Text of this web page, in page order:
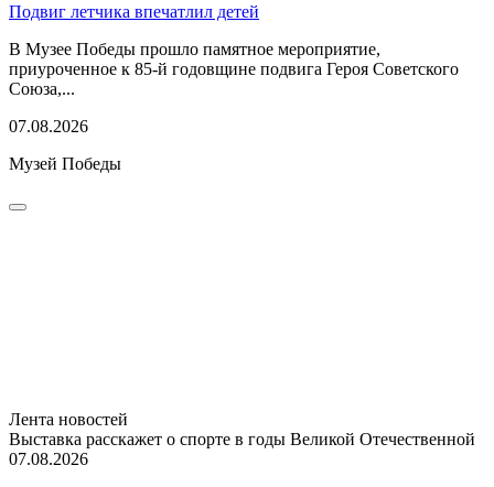
Подвиг летчика впечатлил детей
В Музее Победы прошло памятное мероприятие,
приуроченное к 85-й годовщине подвига Героя Советского
Союза,...
07.08.2026
Музей Победы
Лента новостей
Выставка расскажет о спорте в годы Великой Отечественной
07.08.2026